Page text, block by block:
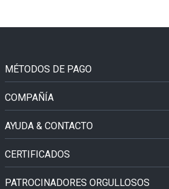
MÉTODOS DE PAGO
COMPAÑÍA
AYUDA & CONTACTO
CERTIFICADOS
PATROCINADORES ORGULLOSOS